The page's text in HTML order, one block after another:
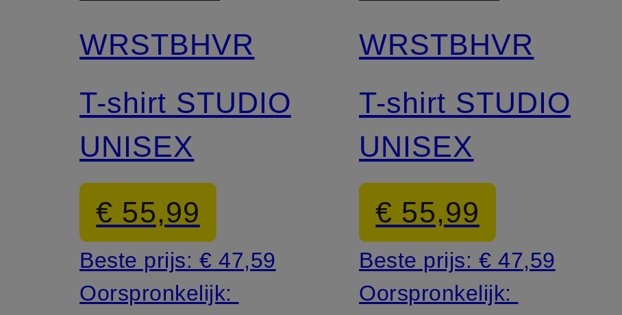
WRSTBHVR
T-shirt STUDIO
UNISEX
€ 55,99
Beste prijs: € 47,59
Oorspronkelijk:
WRSTBHVR
T-shirt STUDIO
UNISEX
€ 55,99
Beste prijs: € 47,59
Oorspronkelijk: